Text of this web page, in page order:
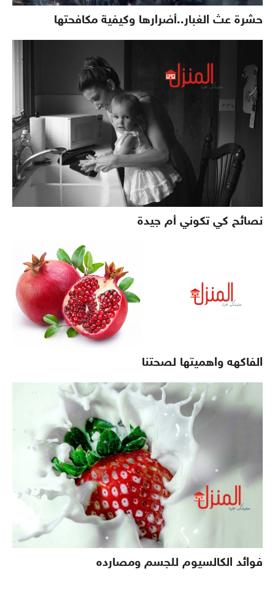
حشرة عث الغبار..أضرارها وكيفية مكافحتها
نصائح كي تكوني أم جيدة
الفاكهه واهميتها لصحتنا
فوائد الكالسيوم للجسم ومصارده